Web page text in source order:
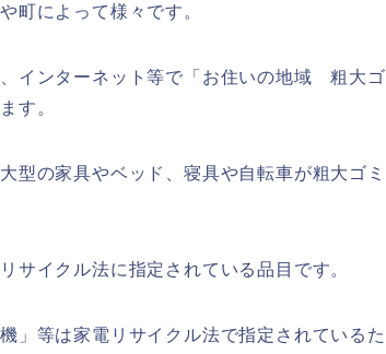
町によって様々です。
インターネット等で「お住いの地域 粗大ゴ
す。
型の家具やベッド、寝具や自転車が粗大ゴミ
サイクル法に指定されている品目です。
」等は家電リサイクル法で指定されているた